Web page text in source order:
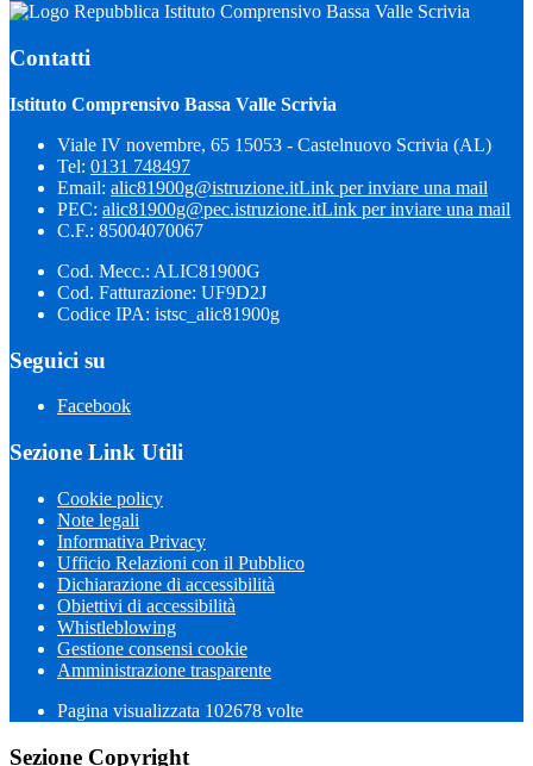
Istituto Comprensivo Bassa Valle Scrivia
Contatti
Istituto Comprensivo Bassa Valle Scrivia
Viale IV novembre, 65 15053 - Castelnuovo Scrivia (AL)
Tel: 0131 748497
Email: alic81900g@istruzione.itLink per inviare una mail
PEC: alic81900g@pec.istruzione.itLink per inviare una mail
C.F.: 85004070067
Cod. Mecc.: ALIC81900G
Cod. Fatturazione: UF9D2J
Codice IPA: istsc_alic81900g
Seguici su
Facebook
Sezione Link Utili
Cookie policy
Note legali
Informativa Privacy
Ufficio Relazioni con il Pubblico
Dichiarazione di accessibilità
Obiettivi di accessibilità
Whistleblowing
Gestione consensi cookie
Amministrazione trasparente
Pagina visualizzata 102678 volte
Sezione Copyright